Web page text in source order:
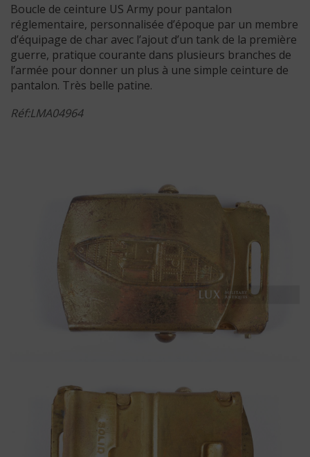
Boucle de ceinture US Army pour pantalon
réglementaire, personnalisée d’époque par un membre
d’équipage de char avec l’ajout d’un tank de la première
guerre, pratique courante dans plusieurs branches de
l’armée pour donner un plus à une simple ceinture de
pantalon. Très belle patine.
Réf:LMA04964